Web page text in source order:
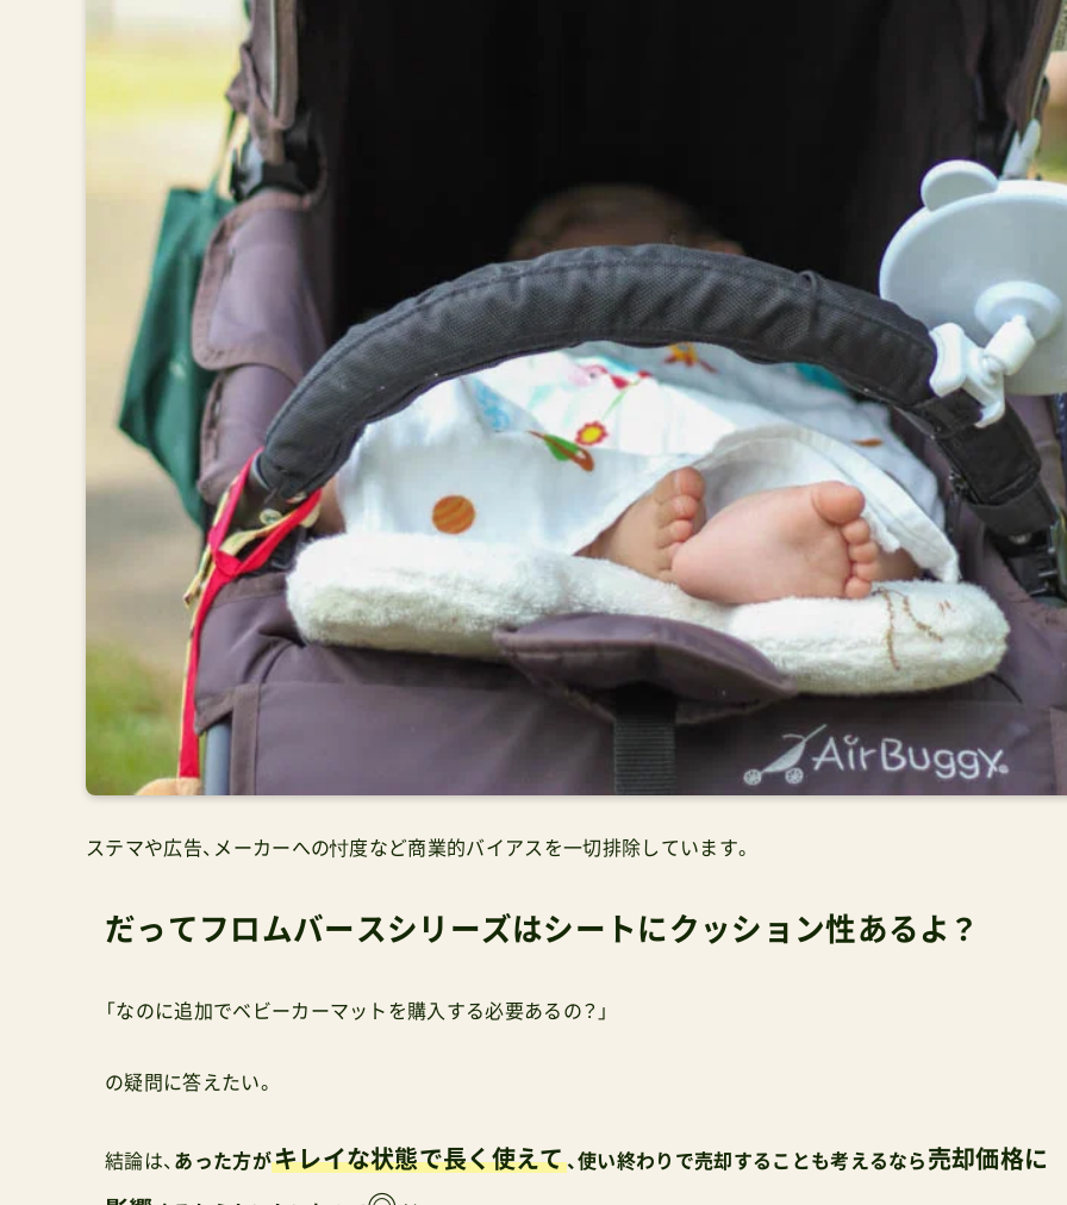
ステマや広告、メーカーへの忖度など商業的バイアスを一切排除しています。
だってフロムバースシリーズはシートにクッション性あるよ？
「なのに追加でベビーカーマットを購入する必要あるの？」
の疑問に答えたい。
結論は、 あった方がキレイな状態で長く使えて、使い終わりで売却することも考えるなら 売却価格に